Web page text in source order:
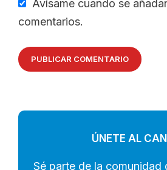
Avísame cuando se
comentarios.
ÚNETE AL
Sé parte de la comunidad